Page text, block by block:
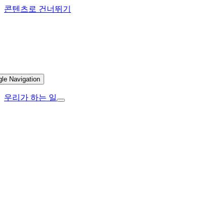
콘텐츠로 건너뛰기
Navigation
우리가 하는 일